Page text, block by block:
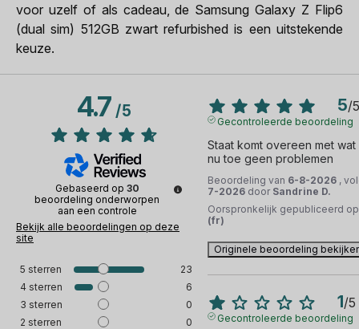
voor uzelf of als cadeau, de Samsung Galaxy Z Flip6
(dual sim) 512GB zwart refurbished is een uitstekende
keuze.
4.7/5
Gebaseerd op 30
beoordeling onderworpen
aan een controle
Bekijk alle beoordelingen op deze
site
5 sterren
23
4 sterren
6
3 sterren
0
2 sterren
0
5/5
Gecontroleerde beoordeling
Staat komt overeen met
nu toe geen problemen
Beoordeling van 6-8-2026 ,
7-2026 door Sandrine D.
Oorspronkelijk gepubliceerd
(fr)
Originele beoordeling
1/5
Gecontroleerde beoordeling